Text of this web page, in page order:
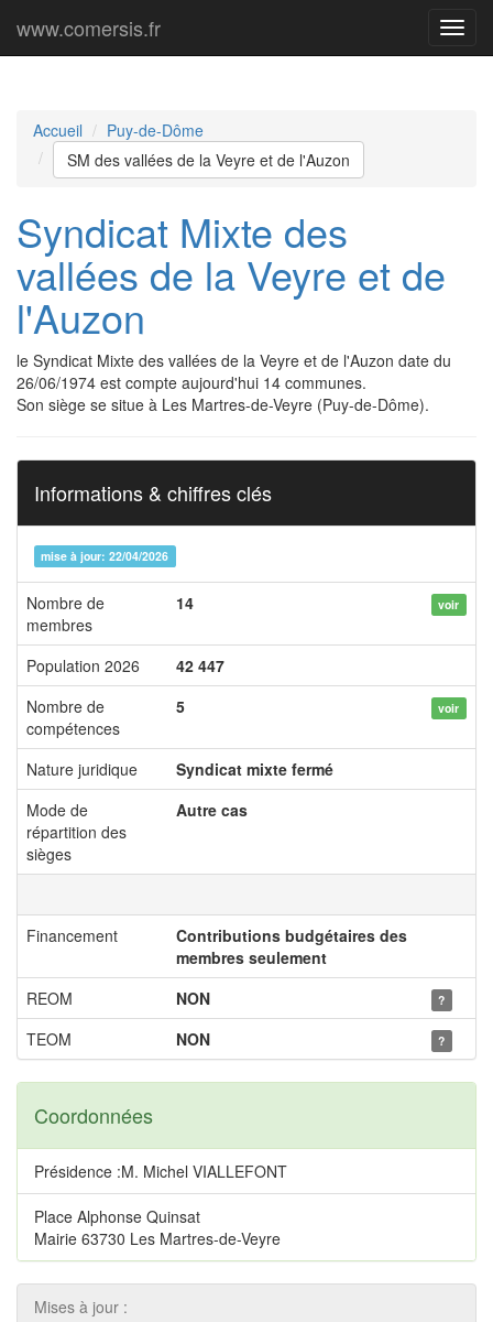
Menu
www.comersis.fr
Accueil
Puy-de-Dôme
SM des vallées de la Veyre et de l'Auzon
Syndicat Mixte des
vallées de la Veyre et de
l'Auzon
le Syndicat Mixte des vallées de la Veyre et de l'Auzon date du
26/06/1974 est compte aujourd'hui 14 communes.
Son siège se situe à Les Martres-de-Veyre (Puy-de-Dôme).
Informations & chiffres clés
mise à jour: 22/04/2026
Nombre de
membres
14 voir
Population 2026
42 447
Nombre de
compétences
5 voir
Nature juridique
Syndicat mixte fermé
Mode de
répartition des
sièges
Autre cas
Financement
Contributions budgétaires des
membres seulement
REOM
NON ?
TEOM NON ?
Coordonnées
Présidence :M. Michel VIALLEFONT
Place Alphonse Quinsat
Mairie 63730 Les Martres-de-Veyre
Mises à jour :